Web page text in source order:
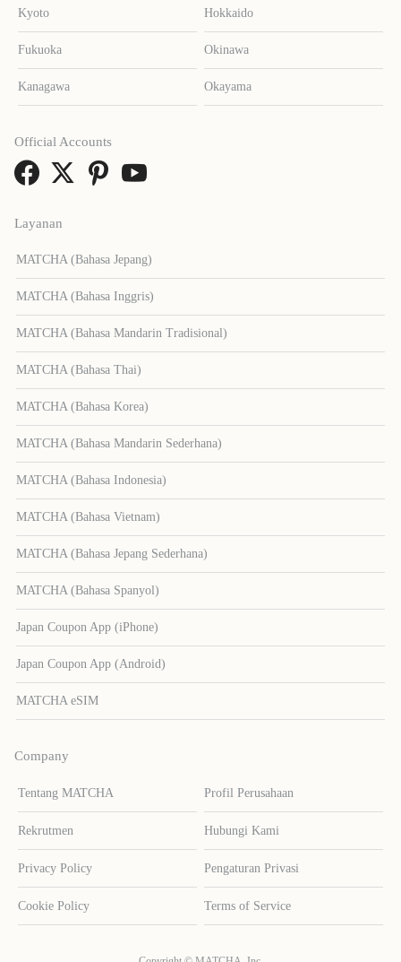
Kyoto Hokkaido
Fukuoka Okinawa
Kanagawa Okayama
Layanan
MATCHA (Bahasa Jepang)
MATCHA (Bahasa Inggris)
MATCHA (Bahasa Mandarin Tradisional)
MATCHA (Bahasa Thai)
MATCHA (Bahasa Korea)
MATCHA (Bahasa Mandarin Sederhana)
MATCHA (Bahasa Indonesia)
MATCHA (Bahasa Vietnam)
MATCHA (Bahasa Jepang Sederhana)
MATCHA (Bahasa Spanyol)
Japan Coupon App (iPhone)
Japan Coupon App (Android)
MATCHA eSIM
Company
Tentang MATCHA Profil Perusahaan
Rekrutmen Hubungi Kami
Privacy Policy Pengaturan Privasi
Cookie Policy Terms of Service
Official Accounts